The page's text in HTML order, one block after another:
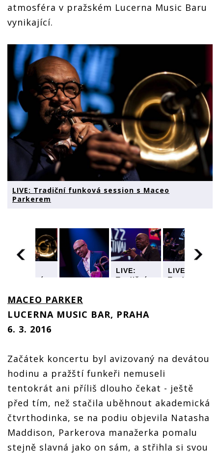
atmosféra v pražském Lucerna Music Baru
vynikající.
LIVE: Tradiční funková session s Maceo
Parkerem
Tradiční
session s
Maceo
Parkerem
LIVE:
Parkerem
LIVE:
Tradiční
Parkerem
LIVE:
Tradiční
MACEO PARKER
LUCERNA MUSIC BAR, PRAHA
6. 3. 2016
Začátek koncertu byl avizovaný na devátou
hodinu a pražští funkeři nemuseli
tentokrát ani příliš dlouho čekat - ještě
před tím, než stačila uběhnout akademická
čtvrthodinka, se na podiu objevila Natasha
Maddison, Parkerova manažerka pomalu
stejně slavná jako on sám, a střihla si svou